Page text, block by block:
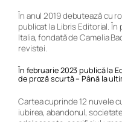
În anul 2019 debutează cu
publicat la Libris Editorial.
Italia, fondată de Camelia
revistei.
În februarie 2023 publică la
de proză scurtă –Până la
Cartea cuprinde 12 nuvele
iubirea, abandonul,